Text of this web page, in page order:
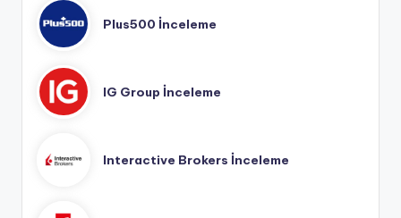
Plus500 İnceleme
IG Group İnceleme
Interactive Brokers İnceleme